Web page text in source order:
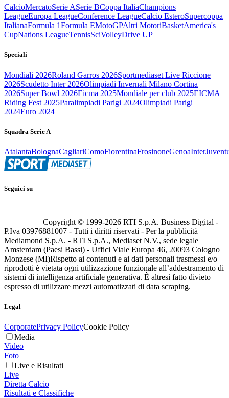
CalcioMercatoSerie ASerie BCoppa ItaliaChampions
LeagueEuropa LeagueConference LeagueCalcio EsteroSupercoppa
ItalianaFormula 1Formula EMotoGPAltri MotoriBasketAmerica's
CupNations LeagueTennisSciVolleyDrive UP
Speciali
Mondiali 2026Roland Garros 2026Sportmediaset Live Riccione
2026Scudetto Inter 2026Olimpiadi Invernali Milano Cortina
2026Super Bowl 2026Eicma 2025Mondiale per club 2025EICMA
Riding Fest 2025Paralimpiadi Parigi 2024Olimpiadi Parigi
2024Euro 2024
Squadra Serie A
AtalantaBolognaCagliariComoFiorentinaFrosinoneGenoaInter
Seguici su
Copyright © 1999-2026 RTI S.p.A. Business Digital -
P.Iva 03976881007 - Tutti i diritti riservati - Per la pubblicità
Mediamond S.p.A. - RTI S.p.A., Mediaset N.V., sede legale
Amsterdam (Paesi Bassi) - Uffici Viale Europa 46, 20093 Cologno
Monzese (MI)Rispetto ai contenuti e ai dati personali trasmessi e/o
riprodotti è vietata ogni utilizzazione funzionale all’addestramento di
sistemi di intelligenza artificiale generativa. È altresì fatto divieto
espresso di utilizzare mezzi automatizzati di data scraping.
Legal
CorporatePrivacy PolicyCookie Policy
Media
Video
Foto
Live e Risultati
Live
Diretta Calcio
Risultati e Classifiche